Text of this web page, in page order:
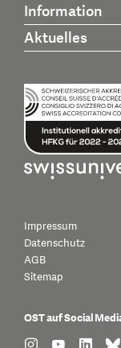
Information
Aktuelles
Impressum
Datenschutz
AGB
Sitemap
OST auf Social